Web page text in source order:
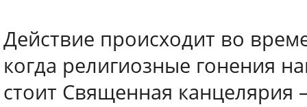
Действие происходит во
когда религиозные гонения
стоит Священная